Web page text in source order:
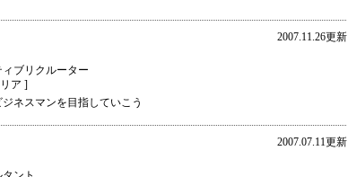
2007.11.26更新
ブリクルーター
ア ]
ネスマンを目指していこう
2007.07.11更新